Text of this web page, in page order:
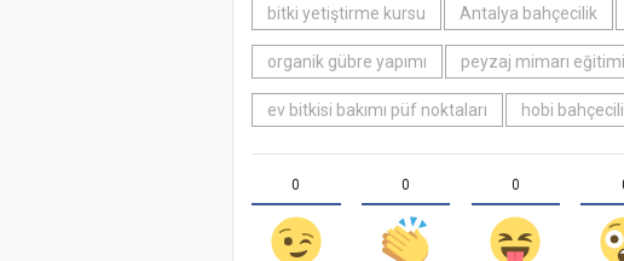
bitki yetiştirme kursu Antalya bahçecilik
organik gübre yapımı peyzaj mimarı eğitimi
ev bitkisi bakımı püf noktaları hobi
0 0 0